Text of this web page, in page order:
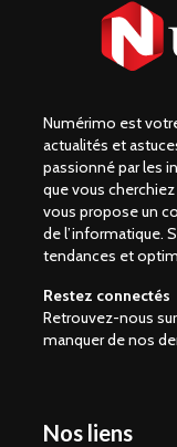
Numérimo est
actualités et
passionné par les
que vous
vous propose un
de l’informatique.
tendances et
Restez connectés
Retrouvez-nous
manquer de nos
Nos liens